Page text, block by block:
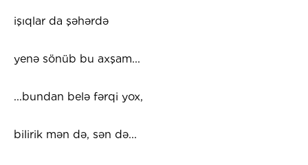
işıqlar da şəhərdə
yenə sönüb bu axşam...
...bundan belə fərqi yox,
bilirik mən də, sən də...